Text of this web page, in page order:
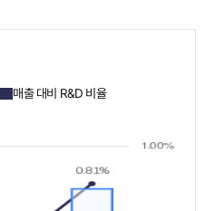
매출 대비 R&D 비율